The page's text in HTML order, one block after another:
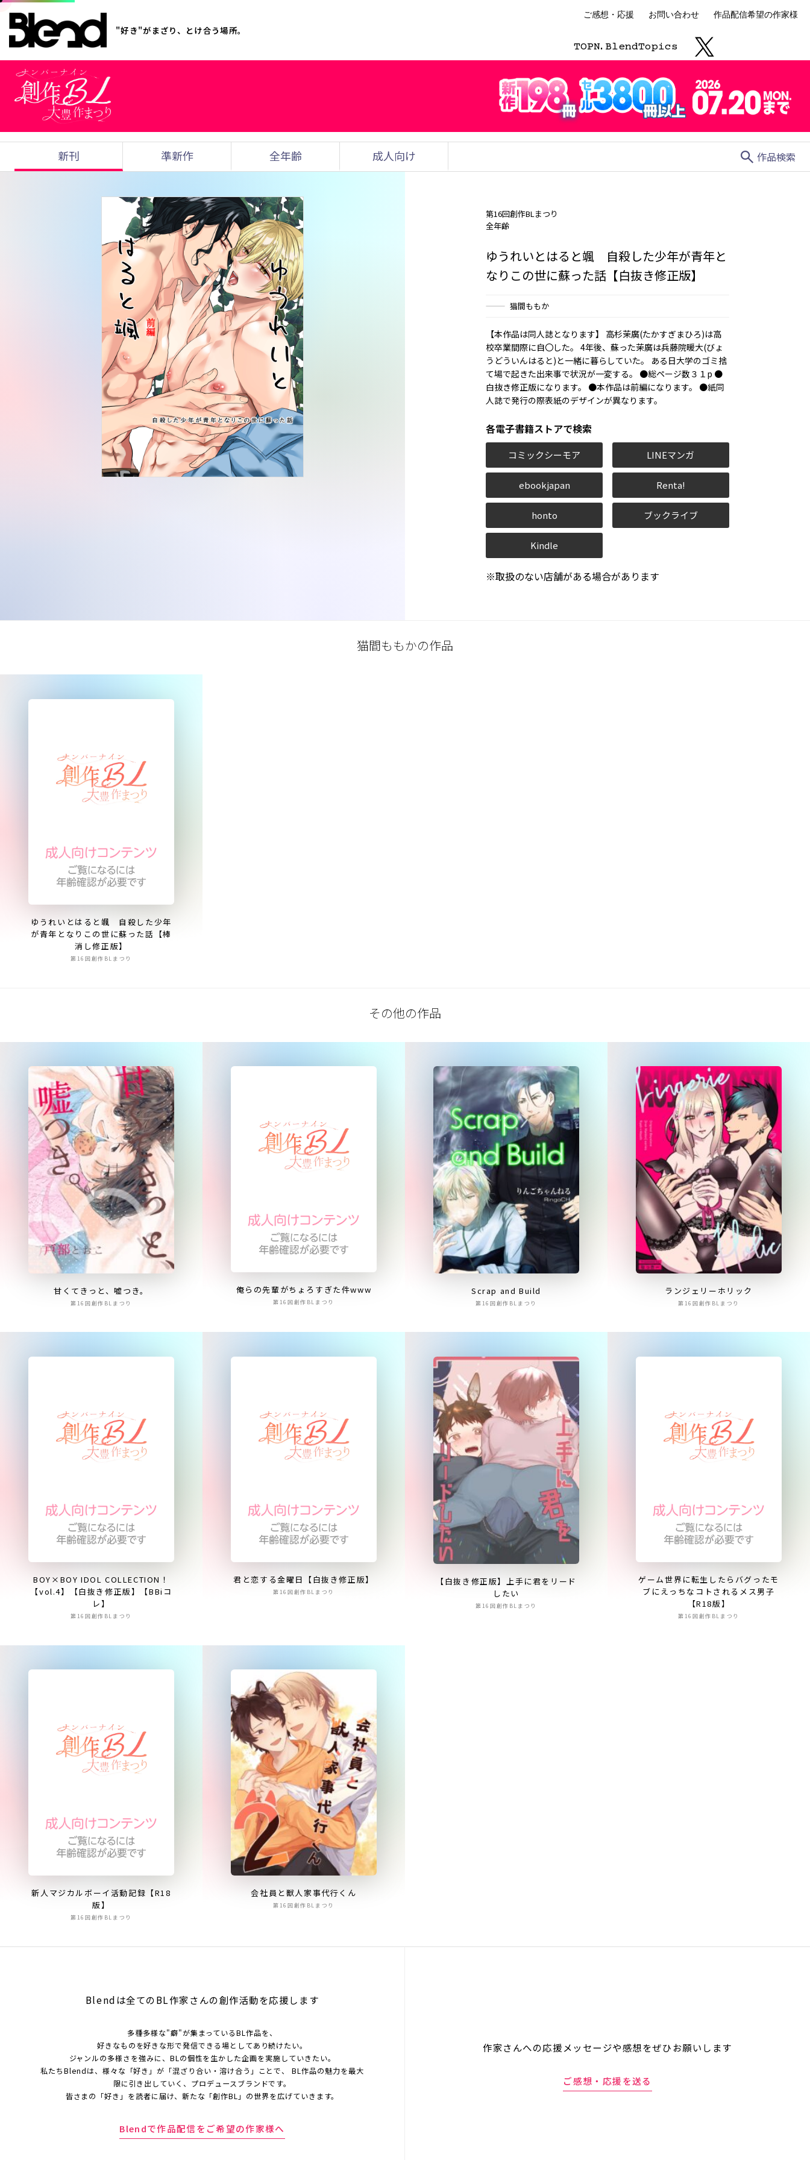
"好き"がまざり、とけ合う場所。
ご感想・応援 お問い合わせ 作品配信希望の作家様
TOPN. BlendTopics
新刊 準新作 全年齢 成人向け search 作品検索
第16回創作BLまつり
全年齢
ゆうれいとはると颯 自殺した少年が青年と
なりこの世に蘇った話【白抜き修正版】
猫間ももか
【本作品は同人誌となります】 高杉茉廣(たかすぎまひろ)は高
校卒業間際に自〇した。 4年後、蘇った茉廣は兵藤院暖大(びょ
うどういんはると)と一緒に暮らしていた。 ある日大学のゴミ捨
て場で起きた出来事で状況が一変する。 ●総ページ数３１p ●
白抜き修正版になります。 ●本作品は前編になります。 ●紙同
人誌で発行の際表紙のデザインが異なります。
各電子書籍ストアで検索
コミックシーモア LINEマンガ
ebookjapan Renta!
honto ブックライブ
Kindle
※取扱のない店舗がある場合があります
猫間ももかの作品
ゆうれいとはると颯 自殺した少年
が青年となりこの世に蘇った話【棒
消し修正版】
第16回創作BLまつり
その他の作品
甘くてきっと、嘘つき。
第16回創作BLまつり
俺らの先輩がちょろすぎた件www
第16回創作BLまつり
Scrap and Build
第16回創作BLまつり
ランジェリーホリック
第16回創作BLまつり
BOY×BOY IDOL COLLECTION！
【vol.4】【白抜き修正版】【BBiコ
レ】
第16回創作BLまつり
君と恋する金曜日【白抜き修正版】
第16回創作BLまつり
【白抜き修正版】上手に君をリード
したい
第16回創作BLまつり
ゲーム世界に転生したらバグったモ
ブにえっちなコトされるメス男子
【R18版】
第16回創作BLまつり
新人マジカルボーイ活動記録【R18
版】
第16回創作BLまつり
会社員と獣人家事代行くん
第16回創作BLまつり
Blendは全てのBL作家さんの創作活動を応援します
多種多様な"癖"が集まっているBL作品を、
好きなものを好きな形で発信できる場としてあり続けたい。
ジャンルの多様さを強みに、BLの個性を生かした企画を実施していきたい。
私たちBlendは、様々な「好き」が「混ざり合い・溶け合う」ことで、 BL作品の魅力を最大
限に引き出していく、プロデュースブランドです。
皆さまの「好き」を読者に届け、新たな「創作BL」の世界を広げていきます。
Blendで作品配信をご希望の作家様へ
作家さんへの応援メッセージや感想をぜひお願いします
ご感想・応援を送る